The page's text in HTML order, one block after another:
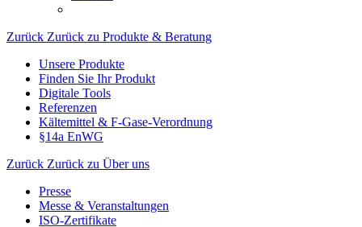
Zurück Zurück zu Produkte & Beratung
Unsere Produkte
Finden Sie Ihr Produkt
Digitale Tools
Referenzen
Kältemittel & F-Gase-Verordnung
§14a EnWG
Zurück Zurück zu Über uns
Presse
Messe & Veranstaltungen
ISO-Zertifikate